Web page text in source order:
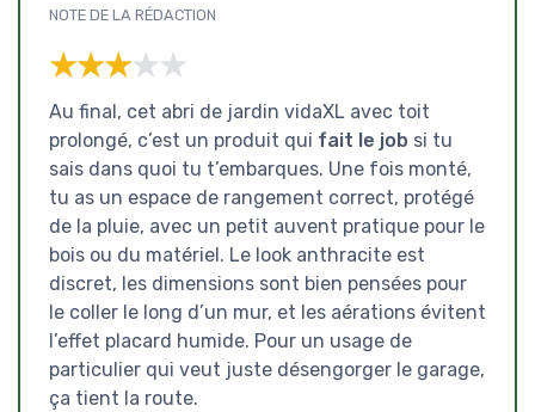
NOTE DE LA RÉDACTION
★★★★★
★★★★★
Au final, cet abri de jardin vidaXL avec toit
prolongé, c’est un produit qui fait le job si tu
sais dans quoi tu t’embarques. Une fois monté,
tu as un espace de rangement correct, protégé
de la pluie, avec un petit auvent pratique pour le
bois ou du matériel. Le look anthracite est
discret, les dimensions sont bien pensées pour
le coller le long d’un mur, et les aérations évitent
l’effet placard humide. Pour un usage de
particulier qui veut juste désengorger le garage,
ça tient la route.